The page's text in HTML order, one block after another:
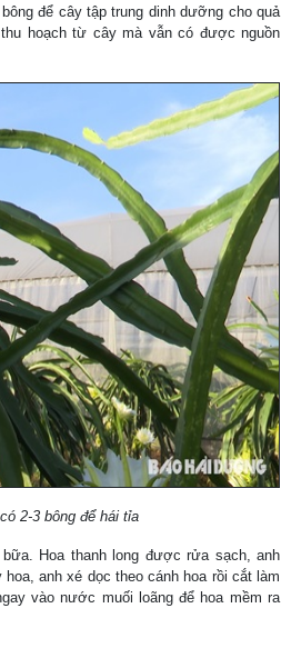
để cây tập trung dinh dưỡng cho quả
hoạch từ cây mà vẫn có được nguồn
2-3 bông để hái tỉa
Hoa thanh long được rửa sạch, anh
anh xé dọc theo cánh hoa rồi cắt làm
vào nước muối loãng để hoa mềm ra